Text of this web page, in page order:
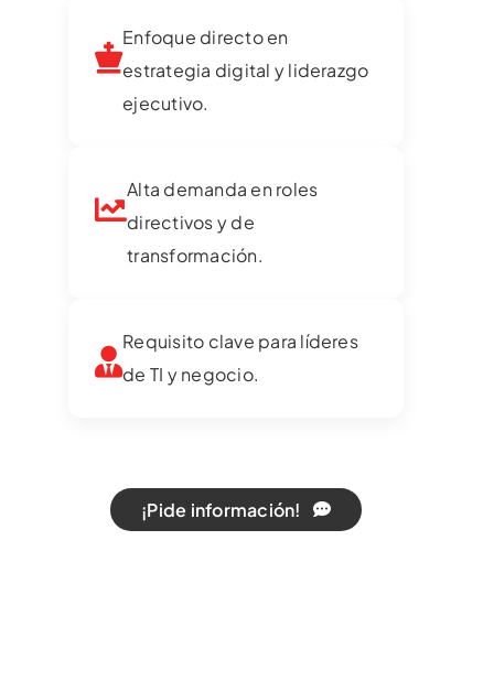
Enfoque directo en
estrategia digital y liderazgo
ejecutivo.
Alta demanda en roles
directivos y de
transformación.
Requisito clave para líderes
de TI y negocio.
¡Pide información!